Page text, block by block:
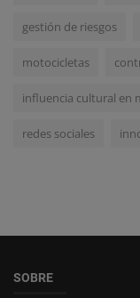
gestión de riesgos
motocicletas
influencia cultural en
redes sociales
SOBRE